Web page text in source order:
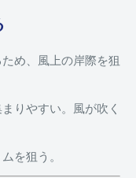
め、風上の岸際を狙
まりやすい。風が吹く
を狙う。